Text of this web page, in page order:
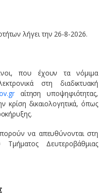
λήγει την 26-8-2026.
που έχουν τα νόμιμα
στη διαδικτυακή
αίτηση υποψηφιότητας,
κρίση δικαιολογητικά, όπως
να απευθύνονται στη
Τμήματος Δευτεροβάθμιας